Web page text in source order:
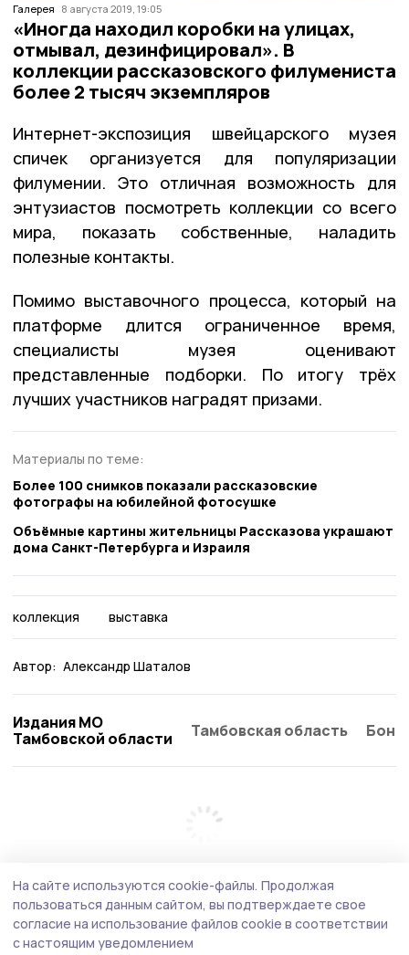
Галерея 8 августа 2019, 19:05
«Иногда находил коробки на улицах,
отмывал, дезинфицировал». В
коллекции рассказовского филумениста
более 2 тысяч экземпляров
Интернет-экспозиция швейцарского музея
спичек организуется для популяризации
филумении. Это отличная возможность для
энтузиастов посмотреть коллекции со всего
мира, показать собственные, наладить
полезные контакты.
Помимо выставочного процесса, который на
платформе длится ограниченное время,
специалисты музея оценивают
представленные подборки. По итогу трёх
лучших участников наградят призами.
Материалы по теме:
Более 100 снимков показали рассказовские
фотографы на юбилейной фотосушке
Объёмные картины жительницы Рассказова украшают
дома Санкт-Петербурга и Израиля
коллекция выставка
Автор: Александр Шаталов
Издания МО
Тамбовской области
Тамбовская область
На сайте используются cookie-файлы. Продолжая
пользоваться данным сайтом, вы подтверждаете свое
согласие на использование файлов cookie в соответствии
с настоящим уведомлением